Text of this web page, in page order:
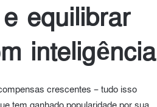
equilibrar
inteligência
crescentes – tudo isso